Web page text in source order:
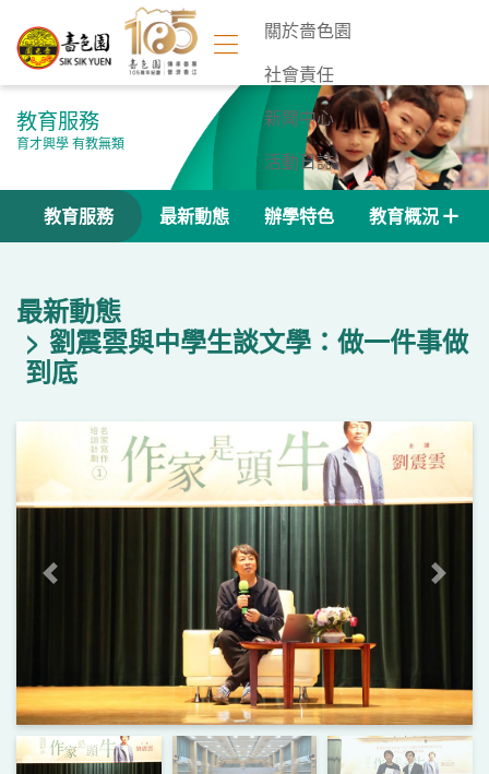
關於嗇色園
社會責任
新聞中心
活動日誌
聯絡我們
教育服務
育才興學 有教無類
教育服務 最新動態 辦學特色 教育概況
最新動態
劉震雲與中學生談文學：做一件事做
到底
上一頁 下一頁